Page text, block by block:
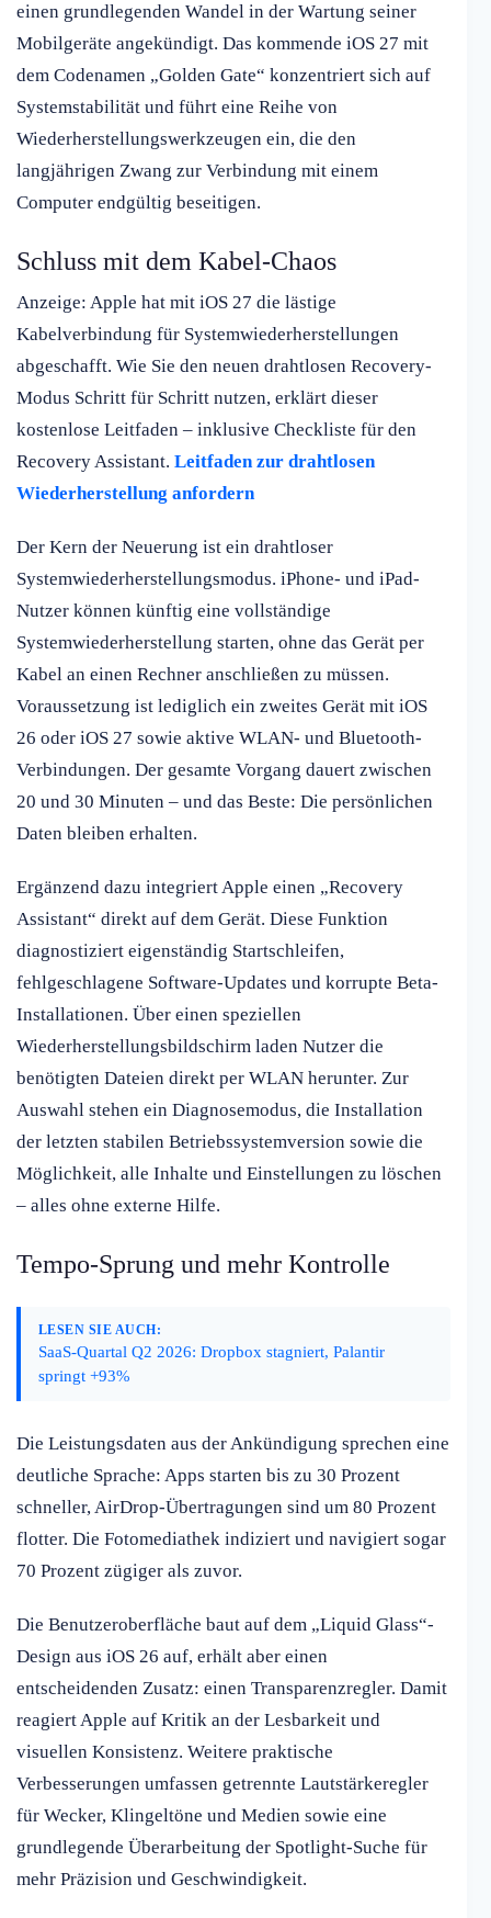
einen grundlegenden Wandel in der Wartung seiner
Mobilgeräte angekündigt. Das kommende iOS 27 mit
dem Codenamen „Golden Gate“ konzentriert sich auf
Systemstabilität und führt eine Reihe von
Wiederherstellungswerkzeugen ein, die den
langjährigen Zwang zur Verbindung mit einem
Computer endgültig beseitigen.
Schluss mit dem Kabel-Chaos
Anzeige: Apple hat mit iOS 27 die lästige
Kabelverbindung für Systemwiederherstellungen
abgeschafft. Wie Sie den neuen drahtlosen Recovery-
Modus Schritt für Schritt nutzen, erklärt dieser
kostenlose Leitfaden – inklusive Checkliste für den
Recovery Assistant. Leitfaden zur drahtlosen
Wiederherstellung anfordern
Der Kern der Neuerung ist ein drahtloser
Systemwiederherstellungsmodus. iPhone- und iPad-
Nutzer können künftig eine vollständige
Systemwiederherstellung starten, ohne das Gerät per
Kabel an einen Rechner anschließen zu müssen.
Voraussetzung ist lediglich ein zweites Gerät mit iOS
26 oder iOS 27 sowie aktive WLAN- und Bluetooth-
Verbindungen. Der gesamte Vorgang dauert zwischen
20 und 30 Minuten – und das Beste: Die persönlichen
Daten bleiben erhalten.
Ergänzend dazu integriert Apple einen „Recovery
Assistant“ direkt auf dem Gerät. Diese Funktion
diagnostiziert eigenständig Startschleifen,
fehlgeschlagene Software-Updates und korrupte Beta-
Installationen. Über einen speziellen
Wiederherstellungsbildschirm laden Nutzer die
benötigten Dateien direkt per WLAN herunter. Zur
Auswahl stehen ein Diagnosemodus, die Installation
der letzten stabilen Betriebssystemversion sowie die
Möglichkeit, alle Inhalte und Einstellungen zu löschen
– alles ohne externe Hilfe.
Tempo-Sprung und mehr Kontrolle
LESEN SIE AUCH:
SaaS-Quartal Q2 2026: Dropbox stagniert, Palantir
springt +93%
Die Leistungsdaten aus der Ankündigung sprechen eine
deutliche Sprache: Apps starten bis zu 30 Prozent
schneller, AirDrop-Übertragungen sind um 80 Prozent
flotter. Die Fotomediathek indiziert und navigiert sogar
70 Prozent zügiger als zuvor.
Die Benutzeroberfläche baut auf dem „Liquid Glass“-
Design aus iOS 26 auf, erhält aber einen
entscheidenden Zusatz: einen Transparenzregler. Damit
reagiert Apple auf Kritik an der Lesbarkeit und
visuellen Konsistenz. Weitere praktische
Verbesserungen umfassen getrennte Lautstärkeregler
für Wecker, Klingeltöne und Medien sowie eine
grundlegende Überarbeitung der Spotlight-Suche für
mehr Präzision und Geschwindigkeit.